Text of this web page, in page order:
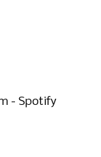
- Spotify